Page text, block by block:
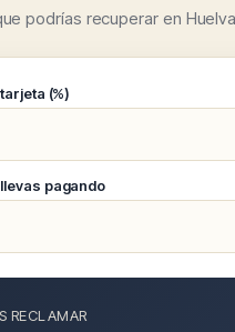
podrías recuperar en
(%)
pagando
RECLAMAR